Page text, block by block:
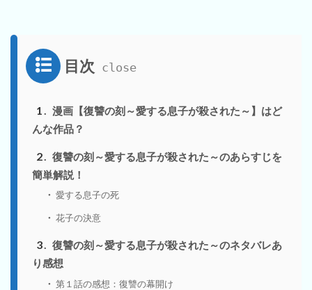
目次
1
漫画【復讐の刻～愛する息子が殺された～】はど
んな作品？
2
復讐の刻～愛する息子が殺された～のあらすじを
簡単解説！
愛する息子の死
花子の決意
3
復讐の刻～愛する息子が殺された～のネタバレあ
り感想
第１話の感想：復讐の幕開け